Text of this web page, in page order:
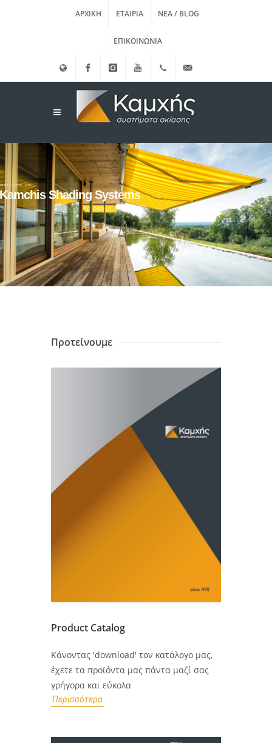
ΑΡΧΙΚΉ ΕΤΑΙΡΊΑ ΝΈΑ / BLOG
ΕΠΙΚΟΙΝΩΝΊΑ
FacebookinstagramYoutube (+30)
210.3455761
info@kamxis.gr
WELCOME TO
Shading Systems
Προτείνουμε
Product Catalog
Κάνοντας 'download' τον κατάλογο μας,
έχετε τα προϊόντα μας πάντα μαζί σας
γρήγορα και εύκολα
Περισσότερα